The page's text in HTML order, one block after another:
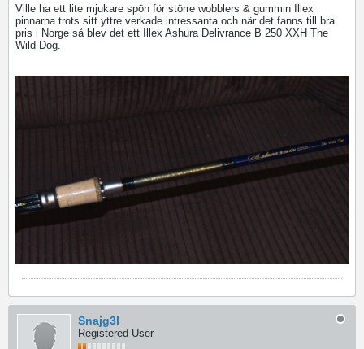
Ville ha ett lite mjukare spön för större wobblers & gummin Illex
pinnarna trots sitt yttre verkade intressanta och när det fanns till bra
pris i Norge så blev det ett Illex Ashura Delivrance B 250 XXH The
Wild Dog.
Snajg3l
Registered User